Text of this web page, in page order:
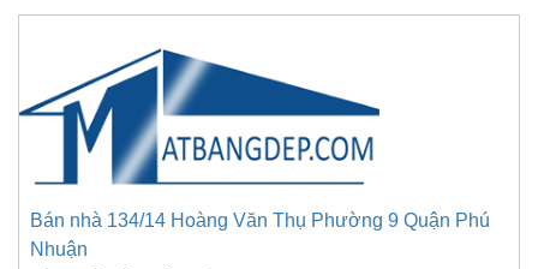
Bán nhà 134/14 Hoàng Văn Thụ Phường 9 Quận Phú
Nhuận